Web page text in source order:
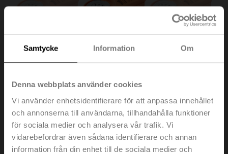
Samtycke Information Om
Denna webbplats använder cookies
Vi använder enhetsidentifierare för att anpassa innehållet
och annonserna till användarna, tillhandahålla funktioner
för sociala medier och analysera vår trafik. Vi
vidarebefordrar även sådana identifierare och annan
information från din enhet till de sociala medier och
UM230Y-F-R.1